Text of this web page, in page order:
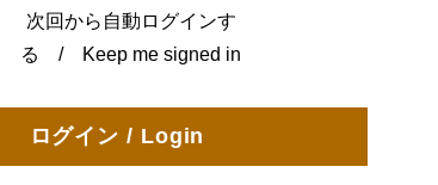
次回から自動ログインす
る / Keep me signed in